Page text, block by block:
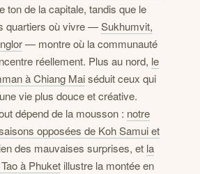
ton de la capitale, tandis que le
quartiers où vivre —Sukhumvit,
— montre où la communauté
réellement. Plus au nord, le
à Chiang Maiséduit ceux qui
vie plus douce et créative.
dépend de la mousson : notre
opposées de Koh Samui et
des mauvaises surprises, et la
à Phuket illustre la montée en